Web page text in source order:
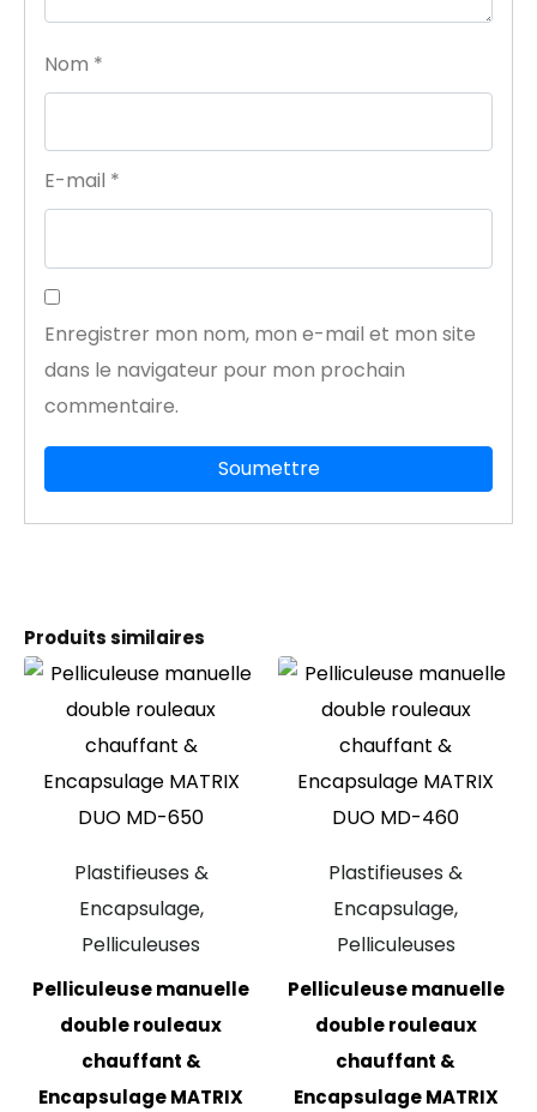
Nom *
E-mail *
Enregistrer mon nom, mon e-mail et mon site
dans le navigateur pour mon prochain
commentaire.
Produits similaires
Plastifieuses &
Encapsulage,
Pelliculeuses
Pelliculeuse manuelle
double rouleaux
chauffant &
Encapsulage MATRIX
Plastifieuses &
Encapsulage,
Pelliculeuses
Pelliculeuse manuelle
double rouleaux
chauffant &
Encapsulage MATRIX